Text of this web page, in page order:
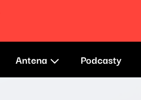
Antena Podcasty